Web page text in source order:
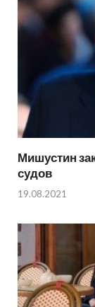
Мишустин
судов
19.08.2021